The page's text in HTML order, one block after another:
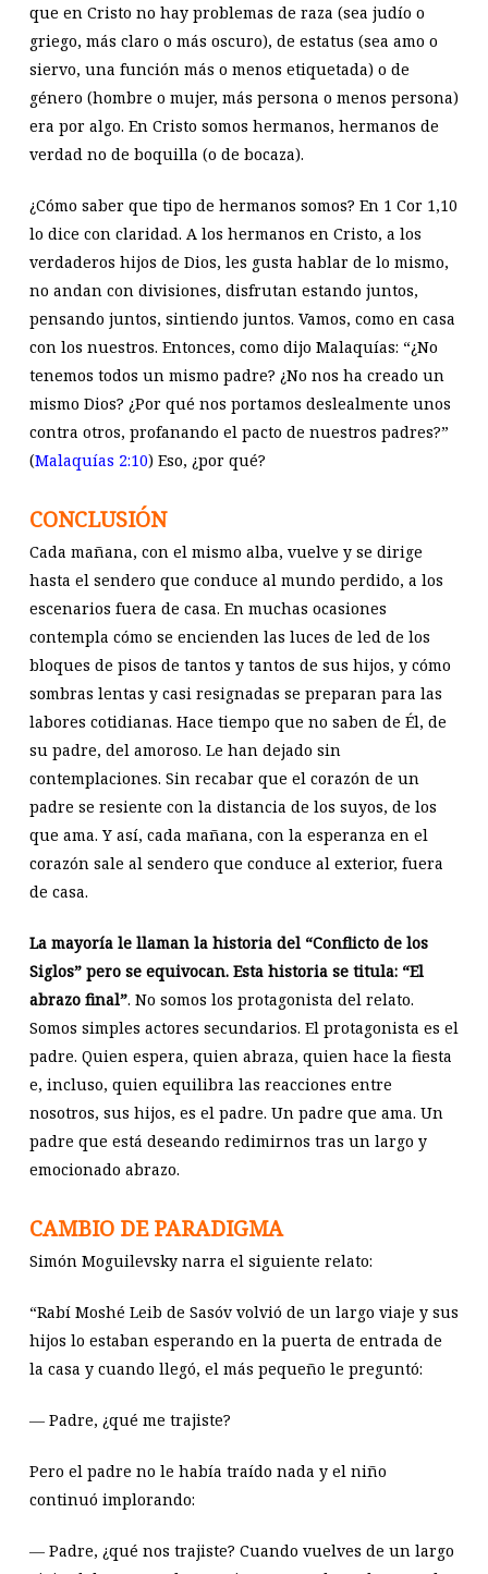
que en Cristo no hay problemas de raza (sea judío o
griego, más claro o más oscuro), de estatus (sea amo o
siervo, una función más o menos etiquetada) o de
género (hombre o mujer, más persona o menos persona)
era por algo. En Cristo somos hermanos, hermanos de
verdad no de boquilla (o de bocaza).
¿Cómo saber que tipo de hermanos somos? En 1 Cor 1,10
lo dice con claridad. A los hermanos en Cristo, a los
verdaderos hijos de Dios, les gusta hablar de lo mismo,
no andan con divisiones, disfrutan estando juntos,
pensando juntos, sintiendo juntos. Vamos, como en casa
con los nuestros. Entonces, como dijo Malaquías: “¿No
tenemos todos un mismo padre? ¿No nos ha creado un
mismo Dios? ¿Por qué nos portamos deslealmente unos
contra otros, profanando el pacto de nuestros padres?”
(Malaquías 2:10) Eso, ¿por qué?
CONCLUSIÓN
Cada mañana, con el mismo alba, vuelve y se dirige
hasta el sendero que conduce al mundo perdido, a los
escenarios fuera de casa. En muchas ocasiones
contempla cómo se encienden las luces de led de los
bloques de pisos de tantos y tantos de sus hijos, y cómo
sombras lentas y casi resignadas se preparan para las
labores cotidianas. Hace tiempo que no saben de Él, de
su padre, del amoroso. Le han dejado sin
contemplaciones. Sin recabar que el corazón de un
padre se resiente con la distancia de los suyos, de los
que ama. Y así, cada mañana, con la esperanza en el
corazón sale al sendero que conduce al exterior, fuera
de casa.
La mayoría le llaman la historia del “Conflicto de los
Siglos” pero se equivocan. Esta historia se titula: “El
abrazo final”. No somos los protagonista del relato.
Somos simples actores secundarios. El protagonista es el
padre. Quien espera, quien abraza, quien hace la fiesta
e, incluso, quien equilibra las reacciones entre
nosotros, sus hijos, es el padre. Un padre que ama. Un
padre que está deseando redimirnos tras un largo y
emocionado abrazo.
CAMBIO DE PARADIGMA
Simón Moguilevsky narra el siguiente relato:
“Rabí Moshé Leib de Sasóv volvió de un largo viaje y sus
hijos lo estaban esperando en la puerta de entrada de
la casa y cuando llegó, el más pequeño le preguntó:
― Padre, ¿qué me trajiste?
Pero el padre no le había traído nada y el niño
continuó implorando:
― Padre, ¿qué nos trajiste? Cuando vuelves de un largo